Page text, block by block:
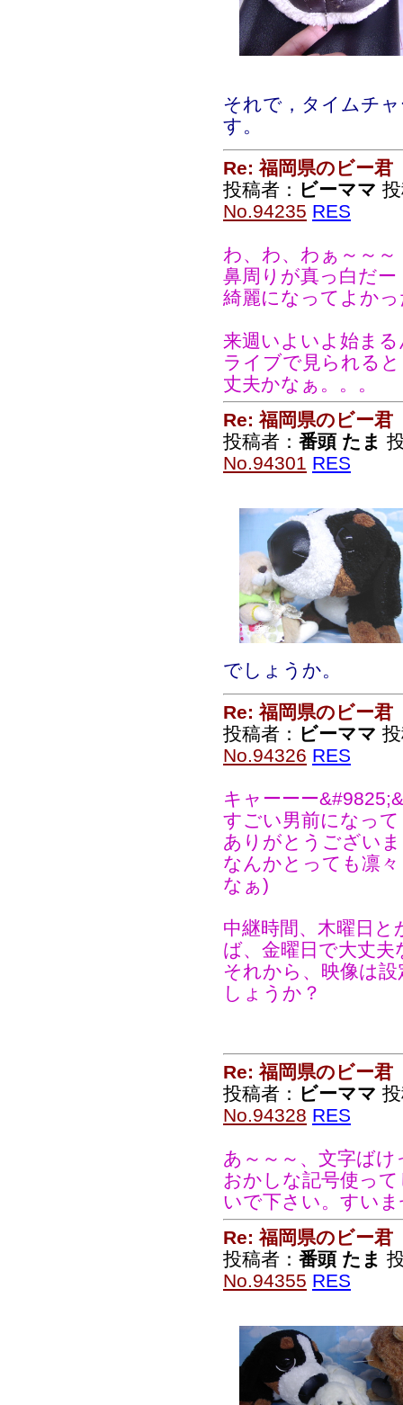
それで，タイムチ
す。
Re: 福岡県のビー君
投稿者： ビーママ
No.94235 RES
わ、わ、わぁ～～～
鼻周りが真っ白だー
綺麗になってよか
来週いよいよ始ま
ライブで見られる
丈夫かなぁ。。。
Re: 福岡県のビー君
投稿者： 番頭 たま
No.94301 RES
でしょうか。
Re: 福岡県のビー君
投稿者： ビーママ
No.94326 RES
キャーーー
すごい男前になっ
ありがとうござい
なんかとっても凛
なぁ)
中継時間、木曜日
ば、金曜日で大丈
それから、映像は
しょうか？
Re: 福岡県のビー君
投稿者： ビーママ
No.94328 RES
あ～～～、文字ばけ
おかしな記号使っ
いで下さい。すい
Re: 福岡県のビー君
投稿者： 番頭 たま
No.94355 RES